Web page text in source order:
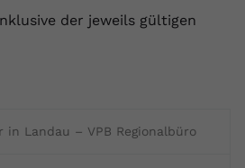
in Landau – VPB Regionalbüro
der jeweils gültigen